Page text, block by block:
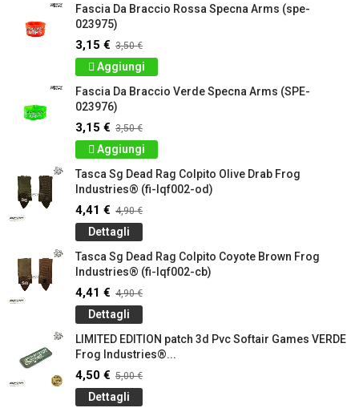
Fascia Da Braccio Rossa Specna Arms (spe-
023975)
3,15 € 3,50 €
Aggiungi
Fascia Da Braccio Verde Specna Arms (SPE-
023976)
3,15 € 3,50 €
Aggiungi
Tasca Sg Dead Rag Colpito Olive Drab Frog
Industries® (fi-lqf002-od)
4,41 € 4,90 €
Dettagli
Tasca Sg Dead Rag Colpito Coyote Brown Frog
Industries® (fi-lqf002-cb)
4,41 € 4,90 €
Dettagli
LIMITED EDITION patch 3d Pvc Softair Games VERDE
Frog Industries®...
4,50 € 5,00 €
Dettagli